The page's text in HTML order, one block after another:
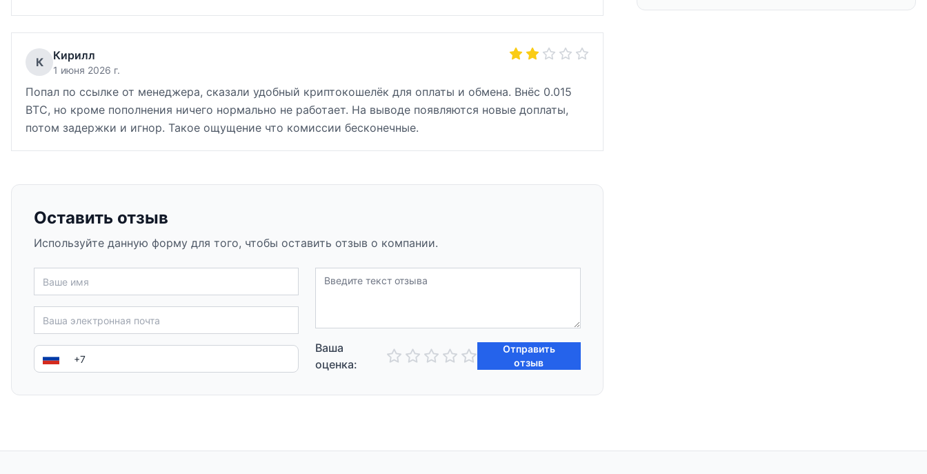
К Кирилл
1 июня 2026 г.
Попал по ссылке от менеджера, сказали удобный криптокошелёк для оплаты и обмена. Внёс 0.015
BTC, но кроме пополнения ничего нормально не работает. На выводе появляются новые доплаты,
потом задержки и игнор. Такое ощущение что комиссии бесконечные.
Оставить отзыв
Используйте данную форму для того, чтобы оставить отзыв о компании.
Ваша
оценка:
Отправить
отзыв